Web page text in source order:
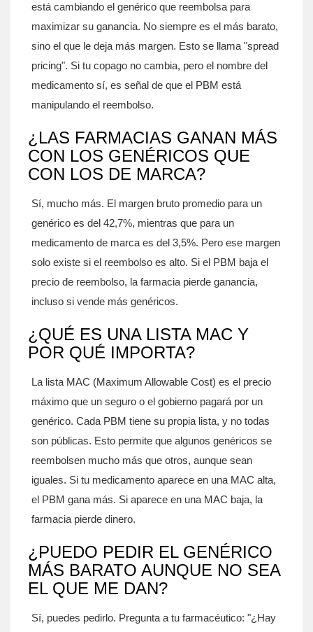
está cambiando el genérico que reembolsa para
maximizar su ganancia. No siempre es el más barato,
sino el que le deja más margen. Esto se llama "spread
pricing". Si tu copago no cambia, pero el nombre del
medicamento sí, es señal de que el PBM está
manipulando el reembolso.
¿LAS FARMACIAS GANAN MÁS
CON LOS GENÉRICOS QUE
CON LOS DE MARCA?
Sí, mucho más. El margen bruto promedio para un
genérico es del 42,7%, mientras que para un
medicamento de marca es del 3,5%. Pero ese margen
solo existe si el reembolso es alto. Si el PBM baja el
precio de reembolso, la farmacia pierde ganancia,
incluso si vende más genéricos.
¿QUÉ ES UNA LISTA MAC Y
POR QUÉ IMPORTA?
La lista MAC (Maximum Allowable Cost) es el precio
máximo que un seguro o el gobierno pagará por un
genérico. Cada PBM tiene su propia lista, y no todas
son públicas. Esto permite que algunos genéricos se
reembolsen mucho más que otros, aunque sean
iguales. Si tu medicamento aparece en una MAC alta,
el PBM gana más. Si aparece en una MAC baja, la
farmacia pierde dinero.
¿PUEDO PEDIR EL GENÉRICO
MÁS BARATO AUNQUE NO SEA
EL QUE ME DAN?
Sí, puedes pedirlo. Pregunta a tu farmacéutico: "¿Hay